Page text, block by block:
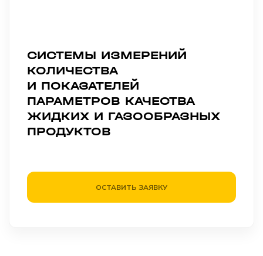
СИСТЕМЫ ИЗМЕРЕНИЙ
КОЛИЧЕСТВА
И ПОКАЗАТЕЛЕЙ
ПАРАМЕТРОВ КАЧЕСТВА
ЖИДКИХ И ГАЗООБРАЗНЫХ
ПРОДУКТОВ
ОСТАВИТЬ ЗАЯВКУ